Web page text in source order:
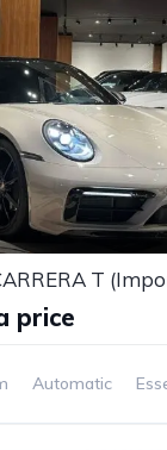
T
price
Automatic